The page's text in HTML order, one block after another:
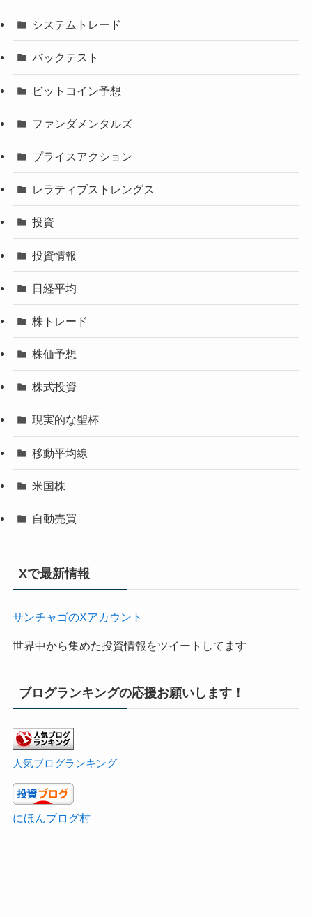
システムトレード
バックテスト
ビットコイン予想
ファンダメンタルズ
プライスアクション
レラティブストレングス
投資
投資情報
日経平均
株トレード
株価予想
株式投資
現実的な聖杯
移動平均線
米国株
自動売買
Xで最新情報
サンチャゴのXアカウント
世界中から集めた投資情報をツイートしてます
ブログランキングの応援お願いします！
人気ブログランキング
にほんブログ村